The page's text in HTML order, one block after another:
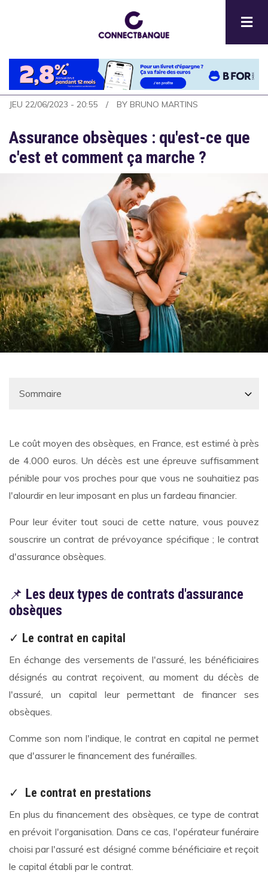
principal
JEU 22/06/2023 - 20:55 BY BRUNO MARTINS
Assurance obsèques : qu'est-ce que
c'est et comment ça marche ?
Le coût moyen des obsèques, en France, est estimé à près
de 4.000 euros. Un décès est une épreuve suffisamment
pénible pour vos proches pour que vous ne souhaitiez pas
l'alourdir en leur imposant en plus un fardeau financier.
Pour leur éviter tout souci de cette nature, vous pouvez
souscrire un contrat de prévoyance spécifique ; le contrat
d'assurance obsèques.
📌 Les deux types de contrats d'assurance
obsèques
✓ Le contrat en capital
En échange des versements de l'assuré, les bénéficiaires
désignés au contrat reçoivent, au moment du décès de
l'assuré, un capital leur permettant de financer ses
obsèques.
Comme son nom l'indique, le contrat en capital ne permet
que d'assurer le financement des funérailles.
✓ Le contrat en prestations
En plus du financement des obsèques, ce type de contrat
en prévoit l'organisation. Dans ce cas, l'opérateur funéraire
choisi par l'assuré est désigné comme bénéficiaire et reçoit
le capital établi par le contrat.